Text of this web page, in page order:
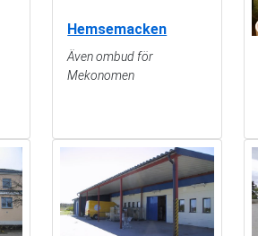
Hemsemacken
Även ombud för
Mekonomen